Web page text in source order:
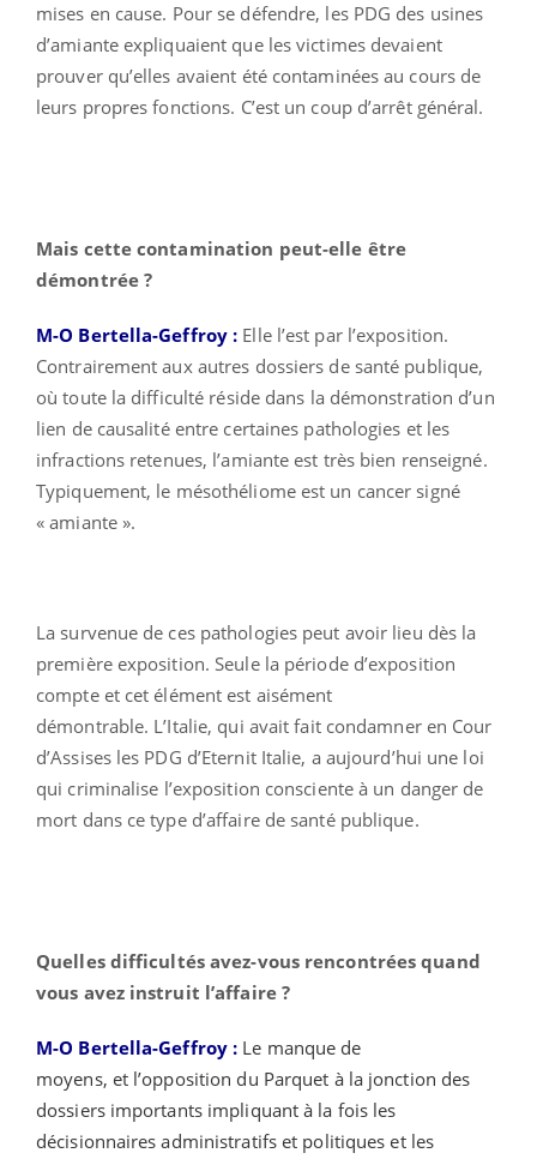
mises en cause. Pour se défendre, les PDG des usines
d’amiante expliquaient que les victimes devaient
prouver qu’elles avaient été contaminées au cours de
leurs propres fonctions. C’est un coup d’arrêt général.
Mais cette contamination peut-elle être
démontrée ?
M-O Bertella-Geffroy : Elle l’est par l’exposition.
Contrairement aux autres dossiers de santé publique,
où toute la difficulté réside dans la démonstration d’un
lien de causalité entre certaines pathologies et les
infractions retenues, l’amiante est très bien renseigné.
Typiquement, le mésothéliome est un cancer signé
« amiante ».
La survenue de ces pathologies peut avoir lieu dès la
première exposition. Seule la période d’exposition
compte et cet élément est aisément
démontrable. L’Italie, qui avait fait condamner en Cour
d’Assises les PDG d’Eternit Italie, a aujourd’hui une loi
qui criminalise l’exposition consciente à un danger de
mort dans ce type d’affaire de santé publique.
Quelles difficultés avez-vous rencontrées quand
vous avez instruit l’affaire ?
M-O Bertella-Geffroy : Le manque de
moyens, et l’opposition du Parquet à la jonction des
dossiers importants impliquant à la fois les
décisionnaires administratifs et politiques et les